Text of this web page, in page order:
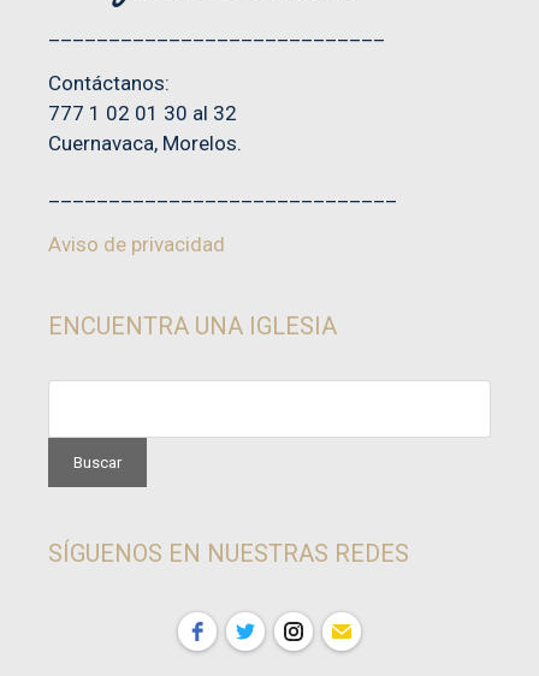
Contáctanos:
777 1 02 01 30 al 32
Cuernavaca, Morelos.
Aviso de privacidad
ENCUENTRA UNA IGLESIA
SÍGUENOS EN NUESTRAS REDES